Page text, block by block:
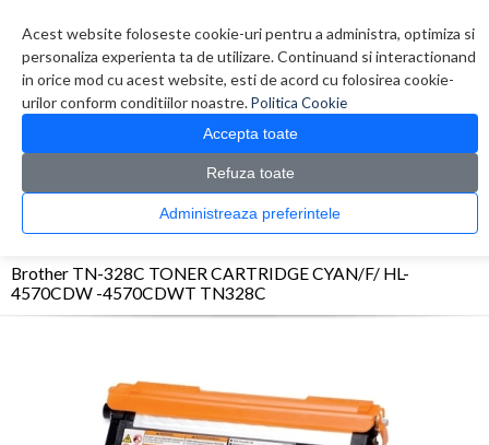
Acest website foloseste cookie-uri pentru a administra, optimiza si
personaliza experienta ta de utilizare. Continuand si interactionand
in orice mod cu acest website, esti de acord cu folosirea cookie-
urilor conform conditiilor noastre.Politica Cookie
Accepta toate
Refuza toate
Administreaza preferintele
0 produs(e)
CATALOG PRODUSE
Consumabile originale > Toner > Brother TN-328C TONER CARTRIDGE
Brother TN-328C TONER CARTRIDGE CYAN/F/ HL-
4570CDW -4570CDWT TN328C